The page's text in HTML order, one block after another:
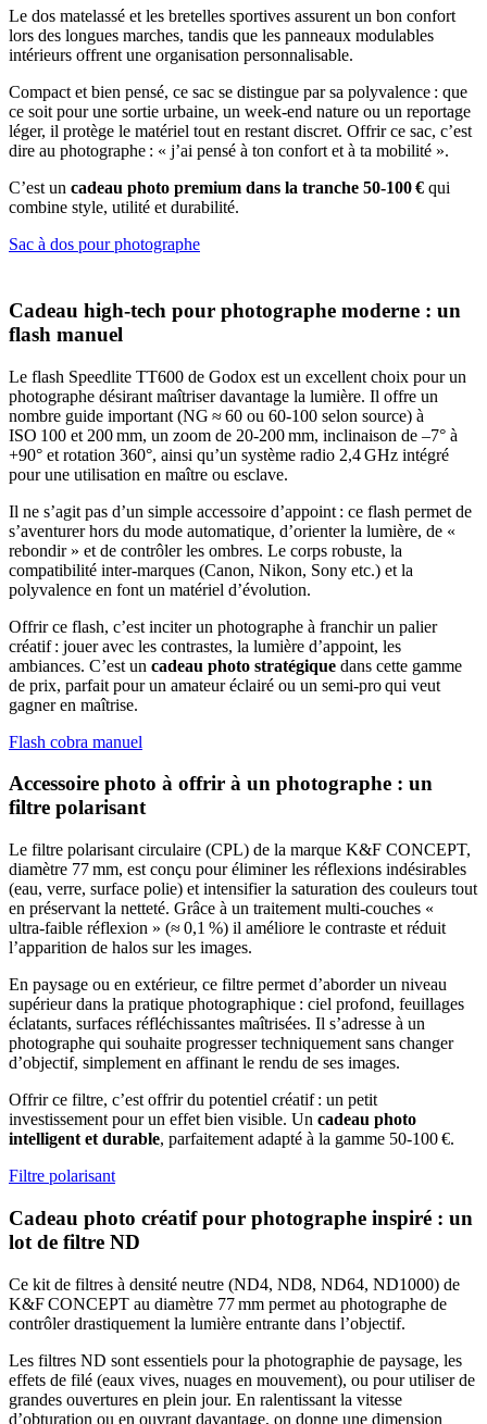
Le dos matelassé et les bretelles sportives assurent un bon confort
lors des longues marches, tandis que les panneaux modulables
intérieurs offrent une organisation personnalisable.
Compact et bien pensé, ce sac se distingue par sa polyvalence : que
ce soit pour une sortie urbaine, un week‑end nature ou un reportage
léger, il protège le matériel tout en restant discret. Offrir ce sac, c’est
dire au photographe : « j’ai pensé à ton confort et à ta mobilité ».
C’est un cadeau photo premium dans la tranche 50‑100 € qui
combine style, utilité et durabilité.
Sac à dos pour photographe
Cadeau high-tech pour photographe moderne : un
flash manuel
Le flash Speedlite TT600 de Godox est un excellent choix pour un
photographe désirant maîtriser davantage la lumière. Il offre un
nombre guide important (NG ≈ 60 ou 60‑100 selon source) à
ISO 100 et 200 mm, un zoom de 20‑200 mm, inclinaison de –7° à
+90° et rotation 360°, ainsi qu’un système radio 2,4 GHz intégré
pour une utilisation en maître ou esclave.
Il ne s’agit pas d’un simple accessoire d’appoint : ce flash permet de
s’aventurer hors du mode automatique, d’orienter la lumière, de «
rebondir » et de contrôler les ombres. Le corps robuste, la
compatibilité inter‑marques (Canon, Nikon, Sony etc.) et la
polyvalence en font un matériel d’évolution.
Offrir ce flash, c’est inciter un photographe à franchir un palier
créatif : jouer avec les contrastes, la lumière d’appoint, les
ambiances. C’est un cadeau photo stratégique dans cette gamme
de prix, parfait pour un amateur éclairé ou un semi‑pro qui veut
gagner en maîtrise.
Flash cobra manuel
Accessoire photo à offrir à un photographe : un
filtre polarisant
Le filtre polarisant circulaire (CPL) de la marque K&F CONCEPT,
diamètre 77 mm, est conçu pour éliminer les réflexions indésirables
(eau, verre, surface polie) et intensifier la saturation des couleurs tout
en préservant la netteté. Grâce à un traitement multi‑couches «
ultra‑faible réflexion » (≈ 0,1 %) il améliore le contraste et réduit
l’apparition de halos sur les images.
En paysage ou en extérieur, ce filtre permet d’aborder un niveau
supérieur dans la pratique photographique : ciel profond, feuillages
éclatants, surfaces réfléchissantes maîtrisées. Il s’adresse à un
photographe qui souhaite progresser techniquement sans changer
d’objectif, simplement en affinant le rendu de ses images.
Offrir ce filtre, c’est offrir du potentiel créatif : un petit
investissement pour un effet bien visible. Un cadeau photo
intelligent et durable, parfaitement adapté à la gamme 50‑100 €.
Filtre polarisant
Cadeau photo créatif pour photographe inspiré : un
lot de filtre ND
Ce kit de filtres à densité neutre (ND4, ND8, ND64, ND1000) de
K&F CONCEPT au diamètre 77 mm permet au photographe de
contrôler drastiquement la lumière entrante dans l’objectif.
Les filtres ND sont essentiels pour la photographie de paysage, les
effets de filé (eaux vives, nuages en mouvement), ou pour utiliser de
grandes ouvertures en plein jour. En ralentissant la vitesse
d’obturation ou en ouvrant davantage, on donne une dimension